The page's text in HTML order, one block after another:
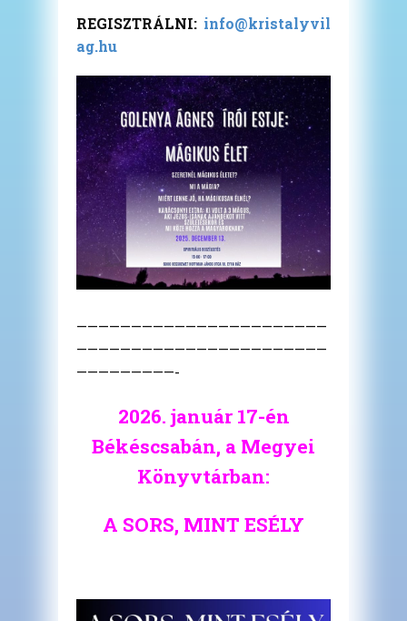
REGISZTRÁLNI: info@kristalyvil
ag.hu
———————————————————————
———————————————————————
—————————-
2026. január 17-én
Békéscsabán, a Megyei
Könyvtárban:
A SORS, MINT ESÉLY